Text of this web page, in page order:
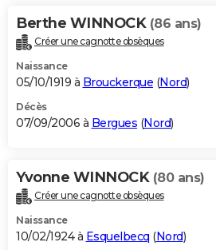
Berthe WINNOCK (86 ans)
Créer une cagnotte obsèques
Naissance
05/10/1919 à Brouckerque (Nord)
Décès
07/09/2006 à Bergues (Nord)
Yvonne WINNOCK (80 ans)
Créer une cagnotte obsèques
Naissance
10/02/1924 à Esquelbecq (Nord)